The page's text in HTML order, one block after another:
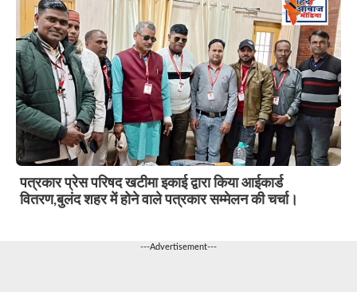
पत्रकार प्रेस परिषद खटीमा इकाई द्वारा किया आईकार्ड
वितरण,बुलंद शहर में होने वाले पत्रकार सम्मेलन की चर्चा।
---Advertisement---